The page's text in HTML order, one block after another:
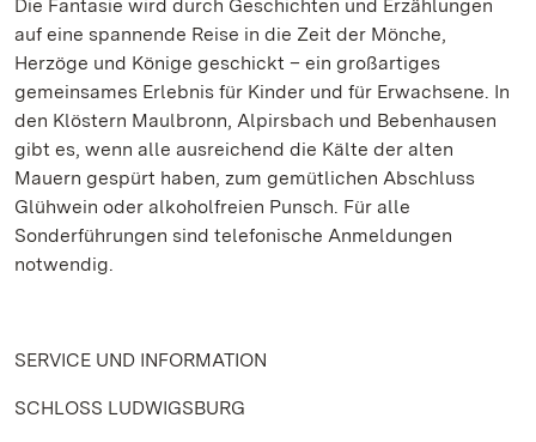
Die Fantasie wird durch Geschichten und Erzählungen
auf eine spannende Reise in die Zeit der Mönche,
Herzöge und Könige geschickt – ein großartiges
gemeinsames Erlebnis für Kinder und für Erwachsene. In
den Klöstern Maulbronn, Alpirsbach und Bebenhausen
gibt es, wenn alle ausreichend die Kälte der alten
Mauern gespürt haben, zum gemütlichen Abschluss
Glühwein oder alkoholfreien Punsch. Für alle
Sonderführungen sind telefonische Anmeldungen
notwendig.
SERVICE UND INFORMATION
SCHLOSS LUDWIGSBURG